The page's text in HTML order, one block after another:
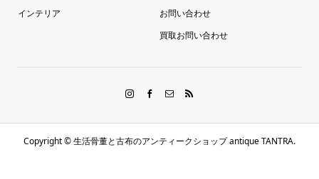
インテリア
お問い合わせ
買取お問い合わせ
Copyright ©生活骨董と古布のアンティークショップ antique TANTRA.